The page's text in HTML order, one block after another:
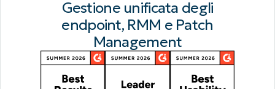
Gestione unificata degli
endpoint, RMM e Patch
Management